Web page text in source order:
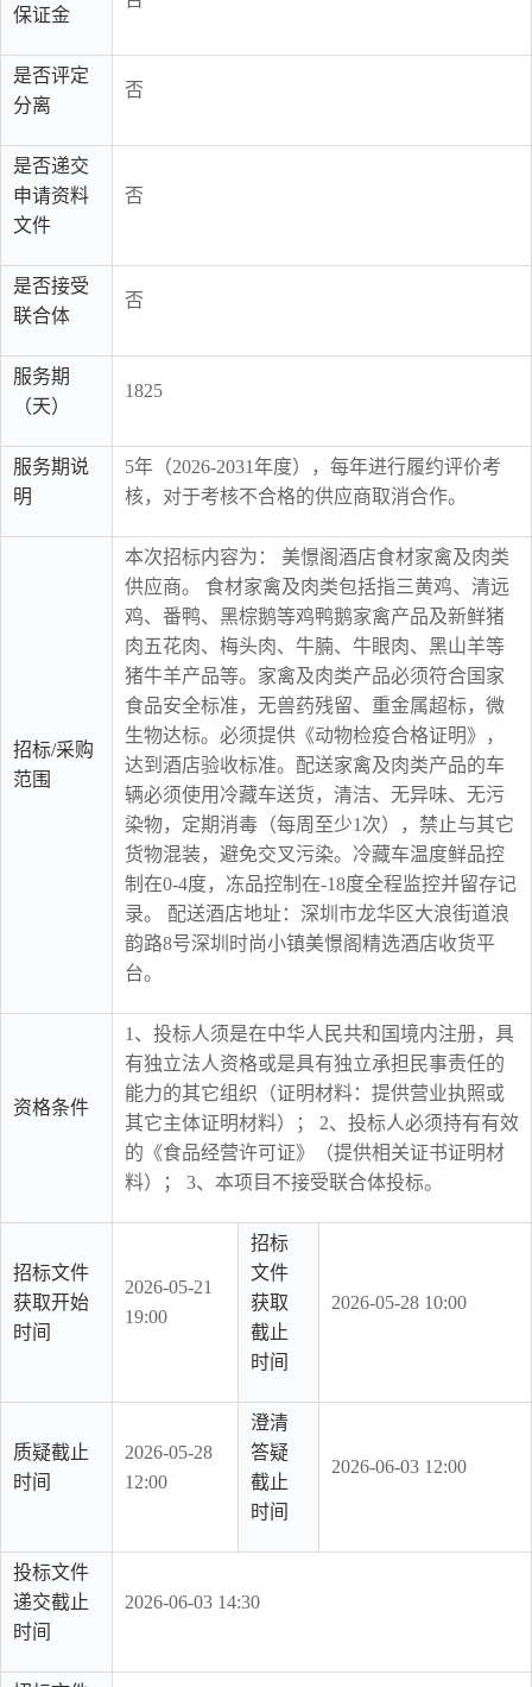
保证金
是否评定
分离
否
是否递交
申请资料
文件
否
是否接受
联合体
否
服务期
（天）
1825
服务期说
明
5年（2026-2031年度），每年进行履约评价考
核，对于考核不合格的供应商取消合作。
招标/采购
范围
本次招标内容为： 美憬阁酒店食材家禽及肉类
供应商。 食材家禽及肉类包括指三黄鸡、清远
鸡、番鸭、黑棕鹅等鸡鸭鹅家禽产品及新鲜猪
肉五花肉、梅头肉、牛腩、牛眼肉、黑山羊等
猪牛羊产品等。家禽及肉类产品必须符合国家
食品安全标准，无兽药残留、重金属超标，微
生物达标。必须提供《动物检疫合格证明》，
达到酒店验收标准。配送家禽及肉类产品的车
辆必须使用冷藏车送货，清洁、无异味、无污
染物，定期消毒（每周至少1次），禁止与其它
货物混装，避免交叉污染。冷藏车温度鲜品控
制在0-4度，冻品控制在-18度全程监控并留存记
录。 配送酒店地址：深圳市龙华区大浪街道浪
韵路8号深圳时尚小镇美憬阁精选酒店收货平
台。
资格条件
1、投标人须是在中华人民共和国境内注册，具
有独立法人资格或是具有独立承担民事责任的
能力的其它组织（证明材料：提供营业执照或
其它主体证明材料）； 2、投标人必须持有有效
的《食品经营许可证》（提供相关证书证明材
料）； 3、本项目不接受联合体投标。
招标文件
获取开始
时间
2026-05-21
19:00
招标
文件
获取
截止
时间
2026-05-28 10:00
质疑截止
时间
2026-05-28
12:00
澄清
答疑
截止
时间
2026-06-03 12:00
投标文件
递交截止
时间
2026-06-03 14:30